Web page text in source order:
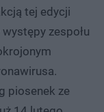
tej edycji
zespołu
piosenek ze